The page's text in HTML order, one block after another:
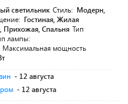
светильник Стиль: Модерн,
Гостиная, Жилая
Прихожая, Спальня Тип
лампы:
Максимальная мощность
- 12 августа
- 12 августа